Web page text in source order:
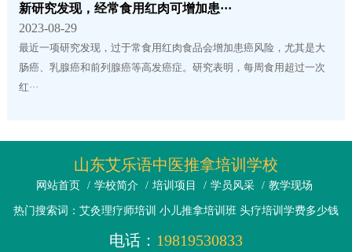
新研究发现，经常食用红肉可增加患···
2023-08-29
最近一项研究发现，过于常食用红肉食品会增加患癌风险，尤其是大
肠癌、乳腺癌和前列腺癌等高发癌症。研究表明，每周食用超过一次
红···
山东艾乐语中医推拿培训学校
网站首页 / 学校简介 / 培训项目 / 学员风采 / 教学现场
热门搜索词：艾灸理疗师培训 小儿推拿培训班 头疗培训学费多少钱
电话： 19819530833